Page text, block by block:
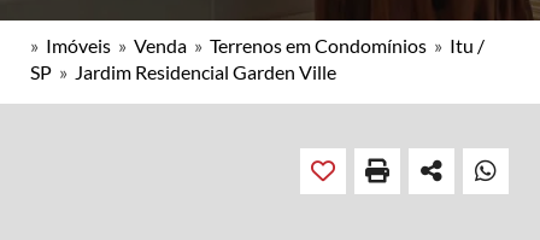
» Imóveis » Venda » Terrenos em Condomínios » Itu /
SP » Jardim Residencial Garden Ville